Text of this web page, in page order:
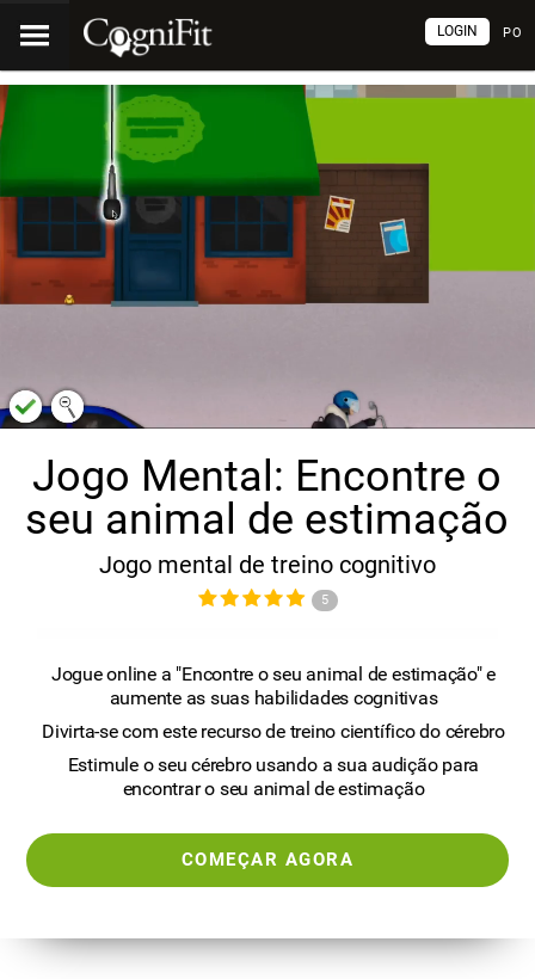
PO
LOGIN
Jogo Mental: Encontre o
seu animal de estimação
Jogo mental de treino cognitivo
5
Jogue online a "Encontre o seu animal de estimação" e
aumente as suas habilidades cognitivas
Divirta-se com este recurso de treino científico do cérebro
Estimule o seu cérebro usando a sua audição para
encontrar o seu animal de estimação
COMEÇAR AGORA